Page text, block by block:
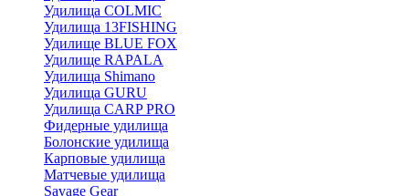
Удилища COLMIC
Удилища 13FISHING
Удилище BLUE FOX
Удилище RAPALA
Удилища Shimano
Удилища GURU
Удилища CARP PRO
Фидерные удилища
Болонские удилища
Карповые удилища
Матчевые удилища
Savage Gear